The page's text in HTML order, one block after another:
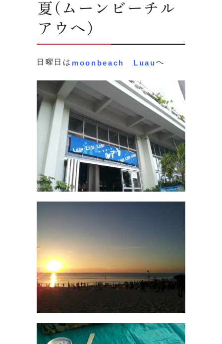
夏(ムーンビーチル
アウへ）
日曜日は moonbeach Luauへ